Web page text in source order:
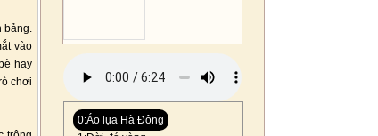
bảng.
vào
hay
chơi
0:Áo lụa Hà Đông